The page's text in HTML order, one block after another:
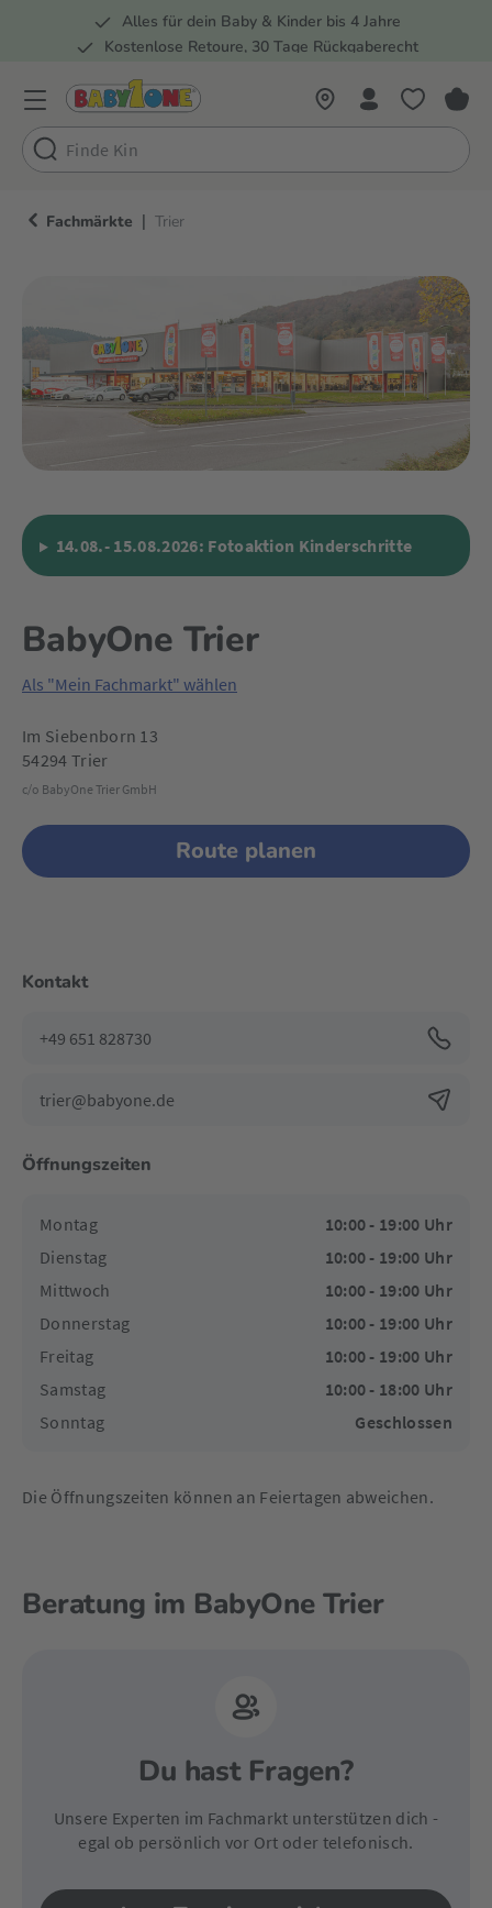
Zur Hauptnavigation springen
Alles für dein Baby & Kinder bis 4 Jahre
Kostenlose Retoure, 30 Tage Rückgaberecht
Fachmärkte | Trier
14.08.- 15.08.2026: Fotoaktion Kinderschritte
BabyOne Trier
Als "Mein Fachmarkt" wählen
Im Siebenborn 13
54294 Trier
c/o BabyOne Trier GmbH
Route planen
Kontakt
+49 651 828730
trier@babyone.de
Öffnungszeiten
Montag
10:00 - 19:00 Uhr
Dienstag
10:00 - 19:00 Uhr
Mittwoch
10:00 - 19:00 Uhr
Donnerstag
10:00 - 19:00 Uhr
Freitag
10:00 - 19:00 Uhr
Samstag
10:00 - 18:00 Uhr
Sonntag
Geschlossen
Die Öffnungszeiten können an Feiertagen abweichen.
Beratung im BabyOne Trier
Du hast Fragen?
Unsere Experten im Fachmarkt unterstützen dich -
egal ob persönlich vor Ort oder telefonisch.